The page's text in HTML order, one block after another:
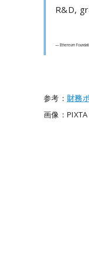
R&D,
— Ethereum
参考： 財務
画像：PIXTA